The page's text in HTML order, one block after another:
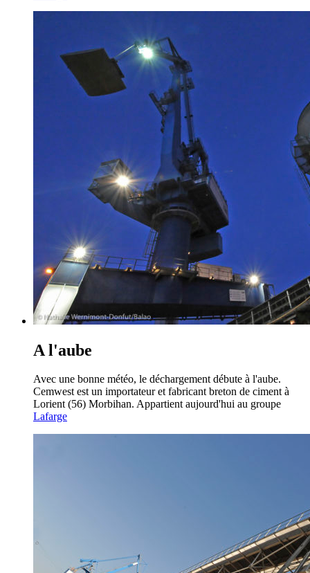
A l'aube
Avec une bonne météo, le déchargement débute à l'aube.
Cemwest est un importateur et fabricant breton de ciment à
Lorient (56) Morbihan. Appartient aujourd'hui au groupe
Lafarge